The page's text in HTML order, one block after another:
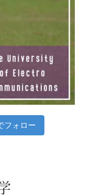
フォロー